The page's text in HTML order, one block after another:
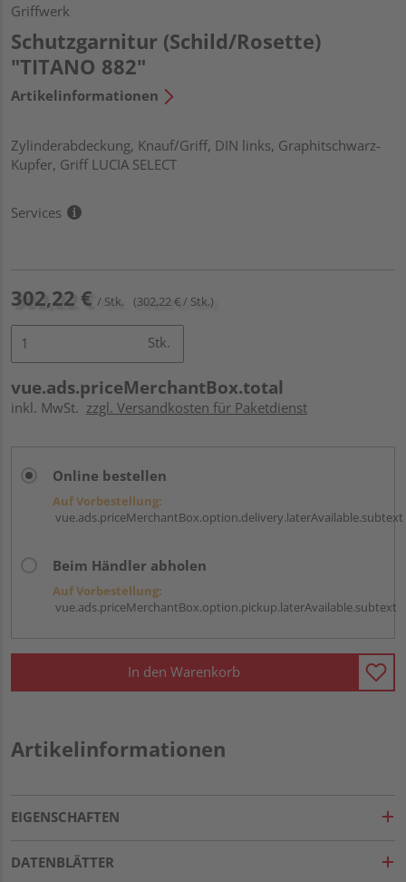
Griffwerk
Schutzgarnitur (Schild/Rosette)
"TITANO 882"
Artikelinformationen
Zylinderabdeckung, Knauf/Griff, DIN links, Graphitschwarz-
Kupfer, Griff LUCIA SELECT
Services
302,22 € / Stk. (302,22 € / Stk.)
Stk.
vue.ads.priceMerchantBox.total
inkl. MwSt. zzgl. Versandkosten für Paketdienst
Online bestellen
Auf Vorbestellung:
vue.ads.priceMerchantBox.option.delivery.laterAvailable.subtext
Beim Händler abholen
Auf Vorbestellung:
vue.ads.priceMerchantBox.option.pickup.laterAvailable.subtext
In den Warenkorb
Artikelinformationen
EIGENSCHAFTEN
DATENBLÄTTER